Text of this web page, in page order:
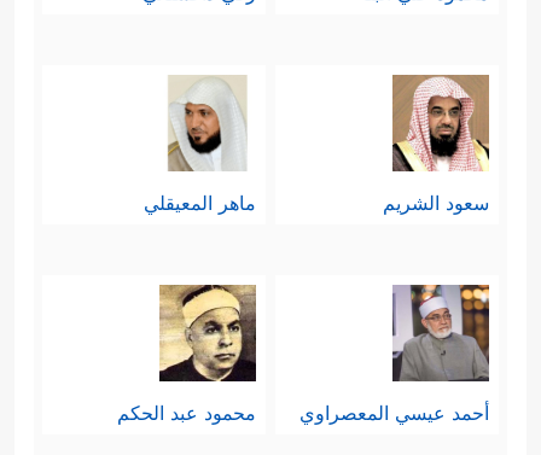
سعود الشريم ماهر المعيقلي
أحمد عيسي المعصراوي محمود عبد الحكم